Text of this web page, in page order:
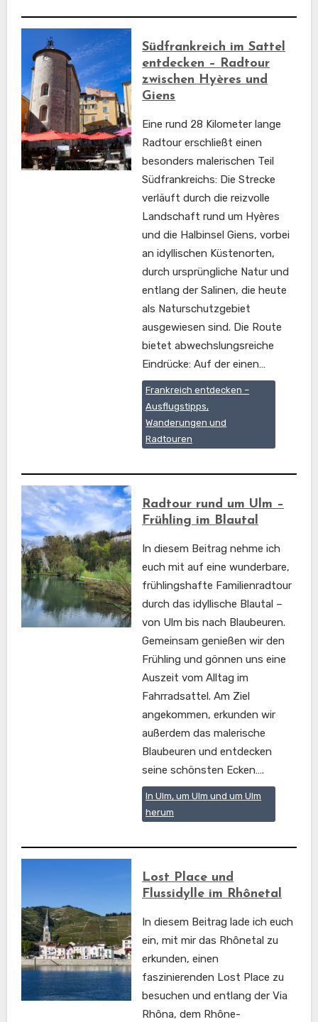
Südfrankreich im Sattel
entdecken – Radtour
zwischen Hyères und
Giens
Eine rund 28 Kilometer lange
Radtour erschließt einen
besonders malerischen Teil
Südfrankreichs: Die Strecke
verläuft durch die reizvolle
Landschaft rund um Hyères
und die Halbinsel Giens, vorbei
an idyllischen Küstenorten,
durch ursprüngliche Natur und
entlang der Salinen, die heute
als Naturschutzgebiet
ausgewiesen sind. Die Route
bietet abwechslungsreiche
Eindrücke: Auf der einen…
Frankreich entdecken –
Ausflugstipps,
Wanderungen und
Radtouren
Radtour rund um Ulm –
Frühling im Blautal
In diesem Beitrag nehme ich
euch mit auf eine wunderbare,
frühlingshafte Familienradtour
durch das idyllische Blautal –
von Ulm bis nach Blaubeuren.
Gemeinsam genießen wir den
Frühling und gönnen uns eine
Auszeit vom Alltag im
Fahrradsattel. Am Ziel
angekommen, erkunden wir
außerdem das malerische
Blaubeuren und entdecken
seine schönsten Ecken….
In Ulm, um Ulm und um Ulm
herum
Lost Place und
Flussidylle im Rhônetal
In diesem Beitrag lade ich euch
ein, mit mir das Rhônetal zu
erkunden, einen
faszinierenden Lost Place zu
besuchen und entlang der Via
Rhôna, dem Rhône-